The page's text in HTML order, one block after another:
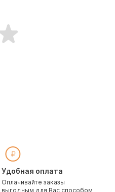
Удобная оплата
Оплачивайте заказы
выгодным для Вас способом